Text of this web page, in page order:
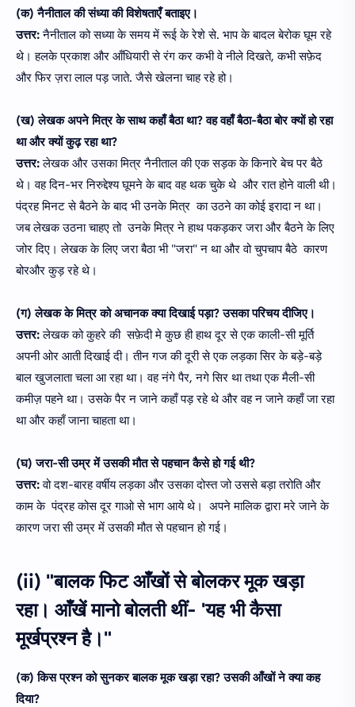
(क) नैनीताल की संध्या की विशेषताएँ बताइए।
उत्तर:नैनीताल को सध्या के समय में रूई के रेशे से. भाप के बादल बेरोक घूम रहे
थे। हलके प्रकाश और आँधियारी से रंग कर कभी वे नीले दिखते, कभी सफ़ेद
और फिर ज़रा लाल पड़ जाते. जैसे खेलना चाह रहे हो।
(ख) लेखक अपने मित्र के साथ कहाँ बैठा था? वह वहाँ बैठा-बैठा बोर क्यों हो रहा
था और क्यों कुढ़ रहा था?
उत्तर:लेखक और उसका मित्र नैनीताल की एक सड़क के किनारे बेच पर बैठे
थे। वह दिन-भर निरुद्देश्य घूमने के बाद वह थक चुके थे और रात होने वाली थी।
पंद्रह मिनट से बैठने के बाद भी उनके मित्र का उठने का कोई इरादा न था।
जब लेखक उठना चाहए तो उनके मित्र ने हाथ पकड़कर जरा और बैठने के लिए
जोर दिए। लेखक के लिए जरा बैठा भी "जरा" न था और वो चुपचाप बैठे कारण
बोरऔर कुड़ रहे थे।
(ग) लेखक के मित्र को अचानक क्या दिखाई पड़ा? उसका परिचय दीजिए।
उत्तर:लेखक को कुहरे की सफ़ेदी मे कुछ ही हाथ दूर से एक काली-सी मूर्ति
अपनी ओर आती दिखाई दी। तीन गज की दूरी से एक लड़का सिर के बड़े-बड़े
बाल खुजलाता चला आ रहा था। वह नंगे पैर, नगे सिर था तथा एक मैली-सी
कमीज़ पहने था। उसके पैर न जाने कहाँ पड़ रहे थे और वह न जाने कहाँ जा रहा
था और कहाँ जाना चाहता था।
(घ) जरा-सी उम्र में उसकी मौत से पहचान कैसे हो गई थी?
उत्तर:वो दश-बारह वर्षीय लड़का और उसका दोस्त जो उससे बड़ा तरोति और
काम के पंद्रह कोस दूर गाओ से भाग आये थे। अपने मालिक द्वारा मरे जाने के
कारण जरा सी उम्र में उसकी मौत से पहचान हो गई।
(ii) "बालक फिट आँखों से बोलकर मूक खड़ा
रहा। आँखें मानो बोलती थीं- 'यह भी कैसा
मूर्खप्रश्न है।"
(क) किस प्रश्न को सुनकर बालक मूक खड़ा रहा? उसकी आँखों ने क्या कह
दिया?